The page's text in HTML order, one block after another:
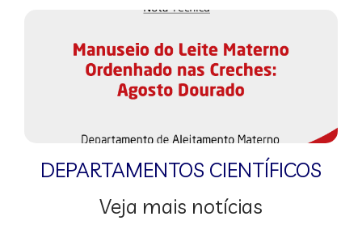
DEPARTAMENTOS CIENTÍFICOS
Veja mais notícias